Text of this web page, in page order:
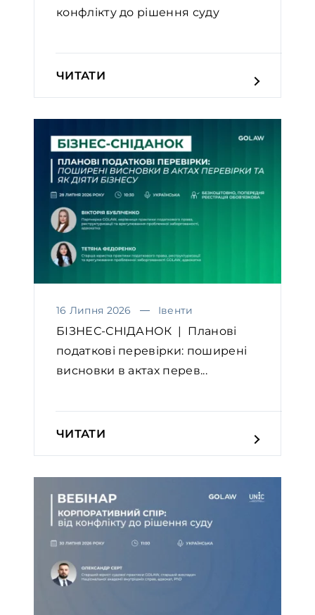
конфлікту до рішення суду
ЧИТАТИ
16 Липня 2026 Івенти
БІЗНЕС-СНІДАНОК | Планові
податкові перевірки: поширені
висновки в актах перев...
ЧИТАТИ